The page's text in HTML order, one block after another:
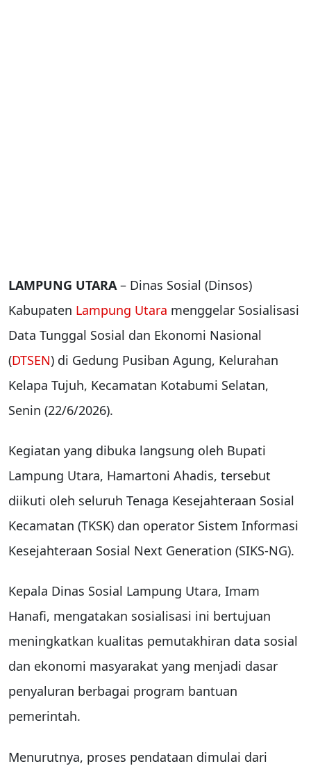
LAMPUNG UTARA– Dinas Sosial (Dinsos)
Kabupaten Lampung Utara menggelar Sosialisasi
Data Tunggal Sosial dan Ekonomi Nasional
(DTSEN) di Gedung Pusiban Agung, Kelurahan
Kelapa Tujuh, Kecamatan Kotabumi Selatan,
Senin (22/6/2026).
Kegiatan yang dibuka langsung oleh Bupati
Lampung Utara, Hamartoni Ahadis, tersebut
diikuti oleh seluruh Tenaga Kesejahteraan Sosial
Kecamatan (TKSK) dan operator Sistem Informasi
Kesejahteraan Sosial Next Generation (SIKS-NG).
Kepala Dinas Sosial Lampung Utara, Imam
Hanafi, mengatakan sosialisasi ini bertujuan
meningkatkan kualitas pemutakhiran data sosial
dan ekonomi masyarakat yang menjadi dasar
penyaluran berbagai program bantuan
pemerintah.
Menurutnya, proses pendataan dimulai dari